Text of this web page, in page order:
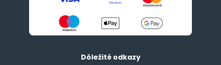
Dôležité odkazy